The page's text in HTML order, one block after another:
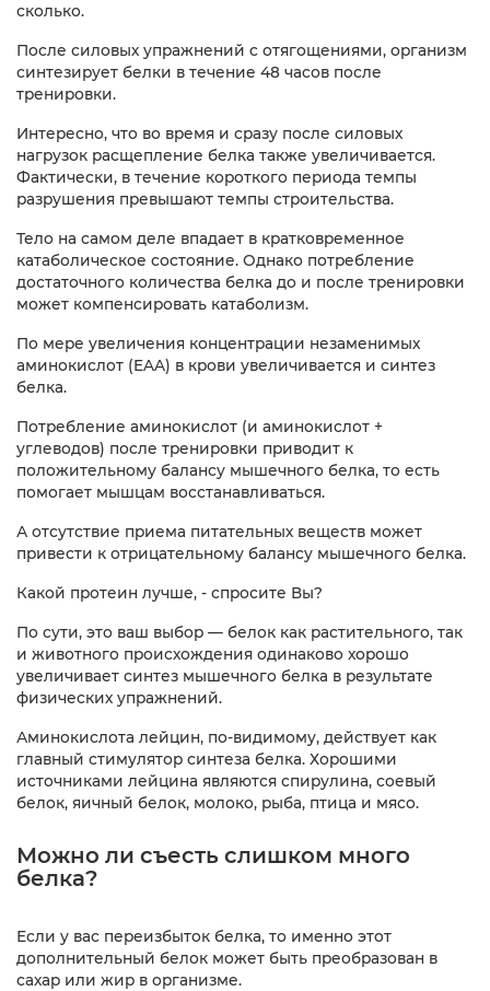
сколько.
После силовых упражнений с отягощениями, организм
синтезирует белки в течение 48 часов после
тренировки.
Интересно, что во время и сразу после силовых
нагрузок расщепление белка также увеличивается.
Фактически, в течение короткого периода темпы
разрушения превышают темпы строительства.
Тело на самом деле впадает в кратковременное
катаболическое состояние. Однако потребление
достаточного количества белка до и после тренировки
может компенсировать катаболизм.
По мере увеличения концентрации незаменимых
аминокислот (EAA) в крови увеличивается и синтез
белка.
Потребление аминокислот (и аминокислот +
углеводов) после тренировки приводит к
положительному балансу мышечного белка, то есть
помогает мышцам восстанавливаться.
А отсутствие приема питательных веществ может
привести к отрицательному балансу мышечного белка.
Какой протеин лучше, - спросите Вы?
По сути, это ваш выбор — белок как растительного, так
и животного происхождения одинаково хорошо
увеличивает синтез мышечного белка в результате
физических упражнений.
Аминокислота лейцин, по-видимому, действует как
главный стимулятор синтеза белка. Хорошими
источниками лейцина являются спирулина, соевый
белок, яичный белок, молоко, рыба, птица и мясо.
Можно ли съесть слишком много
белка?
Если у вас переизбыток белка, то именно этот
дополнительный белок может быть преобразован в
сахар или жир в организме.